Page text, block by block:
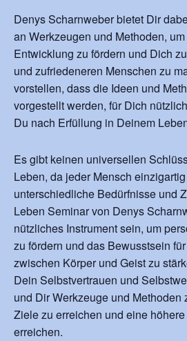
Denys Scharnweber bietet Dir
an Werkzeugen und Methoden,
Entwicklung zu fördern und Dich
und zufriedeneren Menschen zu
vorstellen, dass die Ideen und
vorgestellt werden, für Dich
Du nach Erfüllung in Deinem
Es gibt keinen universellen
Leben, da jeder Mensch
unterschiedliche Bedürfnisse und
Leben Seminar von Denys
nützliches Instrument sein, um
zu fördern und das Bewusstsein
zwischen Körper und Geist zu
Dein Selbstvertrauen und
und Dir Werkzeuge und Methoden
Ziele zu erreichen und eine
erreichen.